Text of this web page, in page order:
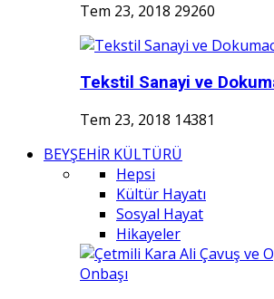
Tem 23, 2018 29260
Tekstil Sanayi ve
Tem 23, 2018 14381
BEYŞEHİR KÜLTÜRÜ
Hepsi
Kültür Hayatı
Sosyal Hayat
Hikayeler